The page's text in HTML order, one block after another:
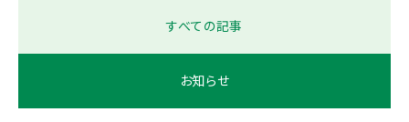
すべての記事
お知らせ